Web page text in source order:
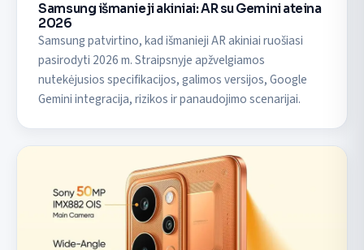
Samsung išmanieji akiniai: AR su Gemini ateina
2026
Samsung patvirtino, kad išmanieji AR akiniai ruošiasi
pasirodyti 2026 m. Straipsnyje apžvelgiamos
nutekėjusios specifikacijos, galimos versijos, Google
Gemini integracija, rizikos ir panaudojimo scenarijai.